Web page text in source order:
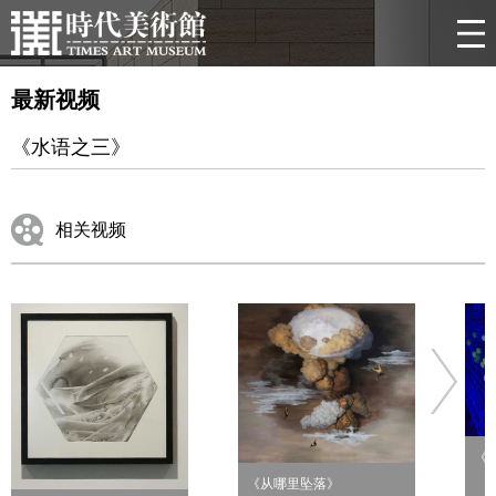
最新视频
《水语之三》
相关视频
《从哪里坠落》
《